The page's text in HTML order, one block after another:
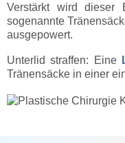
Verstärkt wird dieser
sogenannte
ausgepowert.
Unterlid straffen: Eine
Tränensäcke in einer